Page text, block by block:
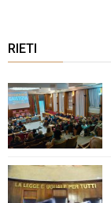
RIETI